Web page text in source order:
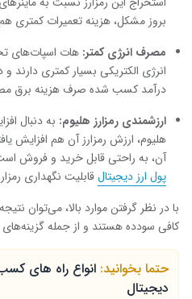
بروز مشکل، هزینه تعمیرات کمتری
مصرف انرژی کمتر: هات اسپات‌های
انرژی الکتریکی بسیار کمتری دارند
درآمد کسب شده صرف هزینه برق
ارزشمندی رمزارز هلیوم: به دنبال
هلیوم، ارزش رمزارز آن هم افزایش
آن، به راحتی قابل خرید و فروش
پول ارز دیجیتالقابلیت نگهداری
با در نظر گرفتن موارد بالا، می‌توان
کافی سودده هستند و از جمله
حتما بخوانید: انواع راه ‌های
دیجیتال